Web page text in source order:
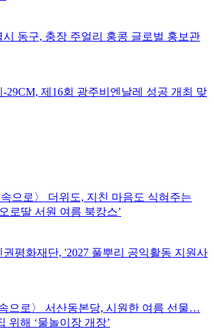
시 동구, 충장 주얼리 홍콩 글로벌 홍보관
29CM, 제16회 광주비엔날레 성공 개최 맞
속으로〉 더위도, 지친 마음도 식혀주는
로딸 서원 여름 북캉스’
평화재단, '2027 풀뿌리 공익활동 지원사
속으로〉 서산동본당, 시원한 여름 선물…
위해 ‘물놀이장 개장’